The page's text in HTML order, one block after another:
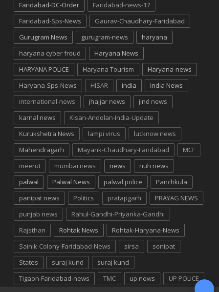
Faridabad-DC-Order
Faridabad-news-17
Faridabad-Sps-News
Gaurav-Chaudhary-Faridabad
Gurugram News
gurugram-news
haryana
haryana cyber froud
Haryana News
HARYANA POLICE
Haryana Tourism
Haryana-news
Haryana-Sps-News
HISAR india
India News
international-news
jhajjar news
jind news
karnal news
Kisan-Andolan-India-Update
Kurukshetra News
lampi virus
lucknow news
Mahendragarh
Mayank-Chaudhary-Faridabad
MCF
meerut
mumbai news news
nuh news
palwal
Palwal News palwal police
Panchkula
panipat news
Politics pratapgarh
PRAYAG NEWS
punjab news
Rahul-Gandhi-Priyanka-Gandhi
Rajsthan
Rohtak News
Rohtak-Haryana-News
Sainik-Colony-Faridabad-News
sirsa
sonipat
States
suraj kund
suraj kund
Tigaon-Faridabad-news
TMC up news UP POLICE